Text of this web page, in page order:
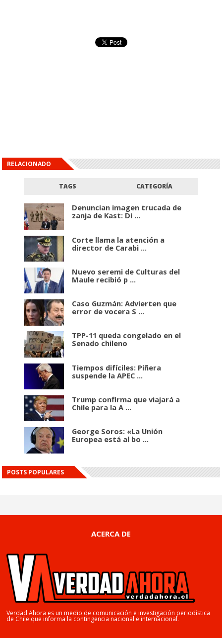
RELACIONADO
TAGS CATEGORÍA
Denuncian imagen trucada de
zanja de Kast: Di ...
Corte llama la atención a
director de Carabi ...
Nuevo seremi de Culturas del
Maule recibió p ...
Caso Guzmán: Advierten que
error de vocera S ...
TPP-11 queda congelado en el
Senado chileno
Tiempos difíciles: Piñera
suspende la APEC ...
Trump confirma que viajará a
Chile para la A ...
George Soros: «La Unión
Europea está al bo ...
POSTS POPULARES
ACERCA DE
Verdad Ahora es un medio de comunicación e investigación periodística
de Chile que informa la contingencia nacional e internacional.